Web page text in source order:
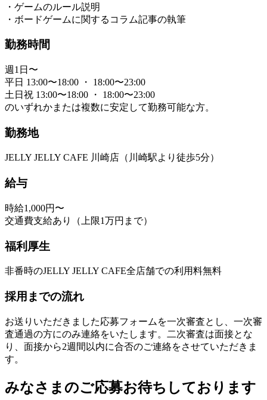
・ゲームのルール説明
・ボードゲームに関するコラム記事の執筆
勤務時間
週1日〜
平日 13:00〜18:00 ・ 18:00〜23:00
土日祝 13:00〜18:00 ・ 18:00〜23:00
のいずれかまたは複数に安定して勤務可能な方。
勤務地
JELLY JELLY CAFE 川崎店（川崎駅より徒歩5分）
給与
時給1,000円〜
交通費支給あり（上限1万円まで）
福利厚生
非番時のJELLY JELLY CAFE全店舗での利用料無料
採用までの流れ
お送りいただきました応募フォームを一次審査とし、一次審
査通過の方にのみ連絡をいたします。二次審査は面接とな
り、面接から2週間以内に合否のご連絡をさせていただきま
す。
みなさまのご応募お待ちしております